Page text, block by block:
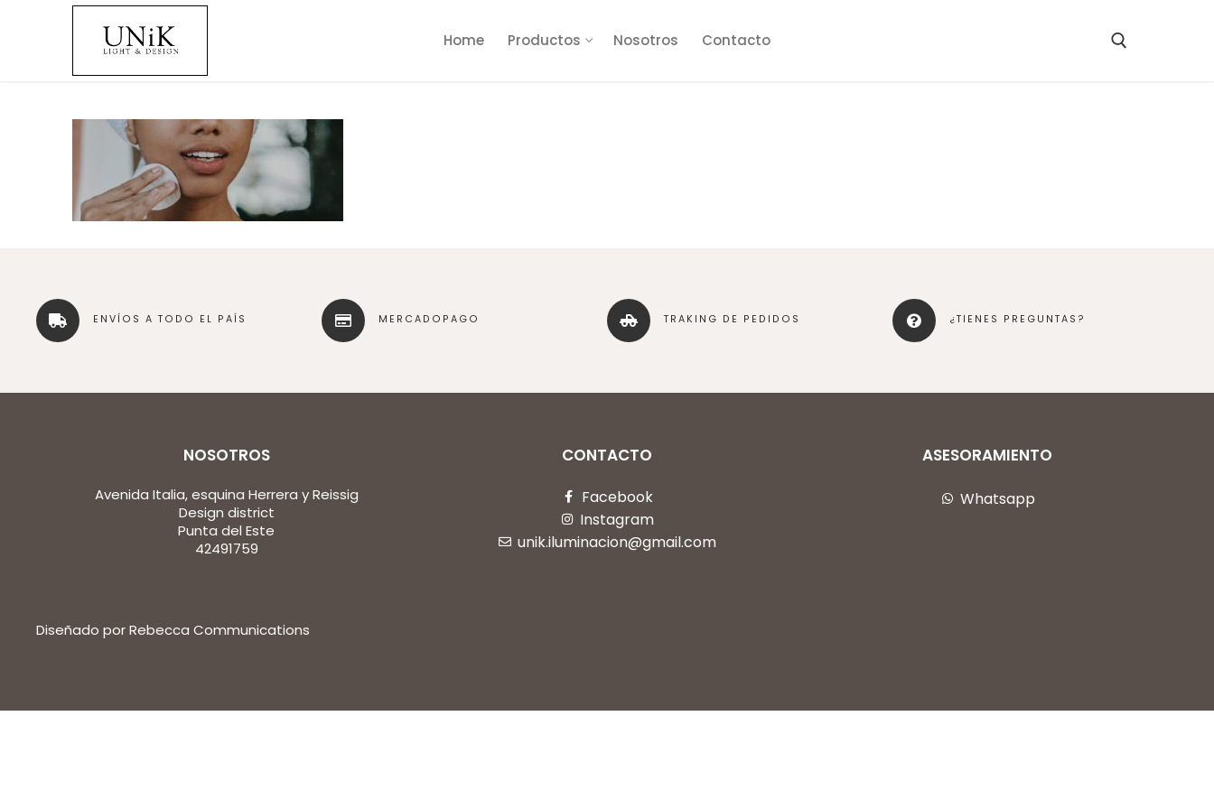
Home Productos Nosotros Contacto
ENVÍOS A TODO EL PAÍS MERCADOPAGO TRAKING DE PEDIDOS ¿TIENES PREGUNTAS?
NOSOTROS
Avenida Italia, esquina Herrera y Reissig
Design district
Punta del Este
42491759
CONTACTO
Facebook
Instagram
unik.iluminacion@gmail.com
ASESORAMIENTO
Whatsapp
Diseñado por Rebecca Communications